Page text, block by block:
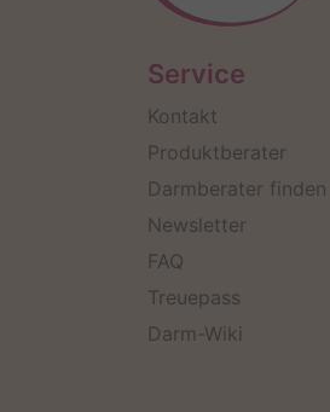
Service
Kontakt
Produktberater
Darmberater finden
Newsletter
FAQ
Treuepass
Darm-Wiki